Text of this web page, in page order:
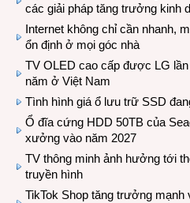
các giải pháp tăng trưởng kinh
Internet không chỉ cần nhanh,
ổn định ở mọi góc nhà
TV OLED cao cấp được LG
năm ở Việt Nam
Tình hình giá ổ lưu trữ SSD
Ổ đĩa cứng HDD 50TB của
xưởng vào năm 2027
TV thông minh ảnh hưởng tới
truyền hình
TikTok Shop tăng trưởng